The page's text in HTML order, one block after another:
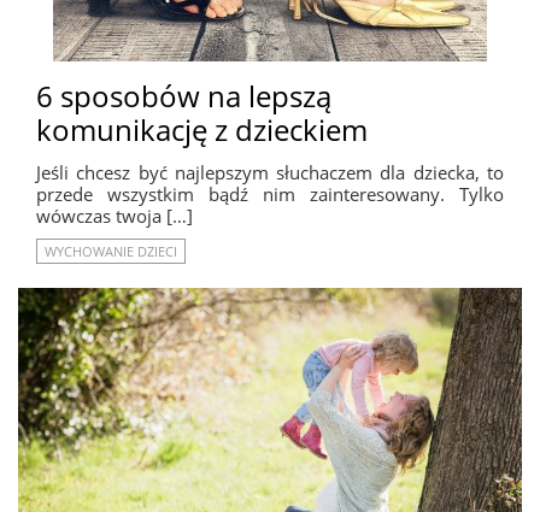
6 sposobów na lepszą
komunikację z dzieckiem
Jeśli chcesz być najlepszym słuchaczem dla dziecka, to
przede wszystkim bądź nim zainteresowany. Tylko
wówczas twoja […]
WYCHOWANIE DZIECI